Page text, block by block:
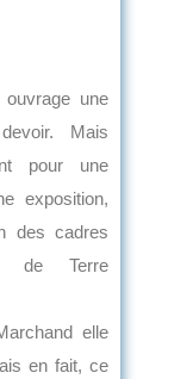
une
Mais
pour une
exposition,
des cadres
de Terre
elle
en fait, ce